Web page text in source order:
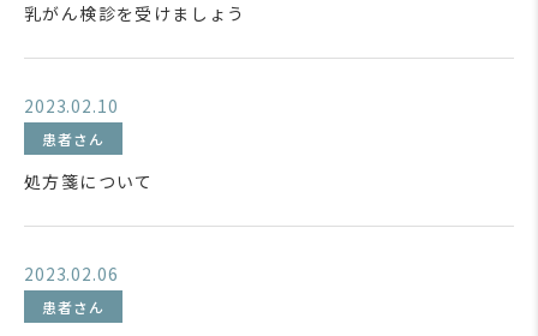
乳がん検診を受けましょう
2023.02.10
患者さん
処方箋について
2023.02.06
患者さん